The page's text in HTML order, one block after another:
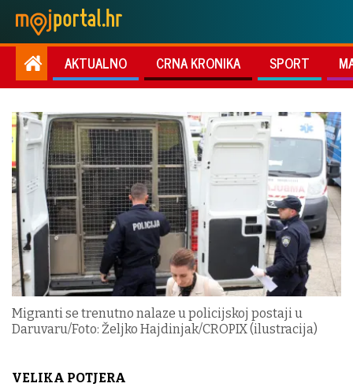
AKTUALNO CRNA KRONIKA SPORT
Migranti se trenutno nalaze u policijskoj postaji u
Daruvaru/Foto: Željko Hajdinjak/CROPIX (ilustracija)
VELIKA POTJERA